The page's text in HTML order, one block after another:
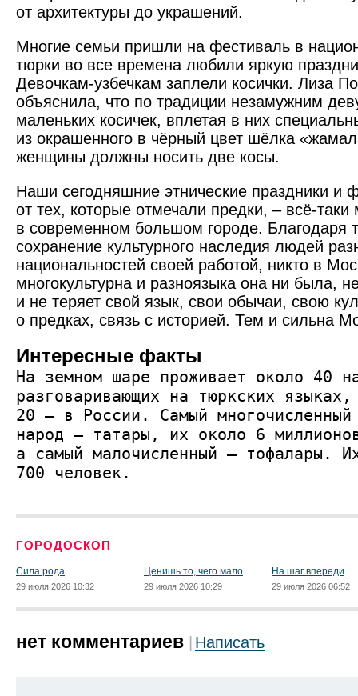
от архитектуры до украшений.
Многие семьи пришли на фестиваль в
тюрки во все времена любили яркую
Девочкам-узбечкам заплели косички. Лиза
объяснила, что по традиции незамужним
маленьких косичек, вплетая в них
из окрашенного в чёрный цвет шёлка
женщины должны носить две косы.
Наши сегодняшние этнические праздники и
от тех, которые отмечали предки, – всё-
в современном большом городе. Благодаря
сохранение культурного наследия людей
национальностей своей работой, никто в
многокультурна и разноязыка она ни была,
и не теряет свой язык, свои обычаи, свою
о предках, связь с историей. Тем и сильна
Интересные факты
На земном шаре проживает около 40
разговаривающих на тюркских
20 – в России. Самый многочисленный
народ – татары, их около 6
а самый малочисленный – тофалары.
700 человек.
ГОРОДОСКОП
Сила рода
29 июля 2026 10:32
Ценишь то, чего мало
29 июля 2026 10:29
На шаг впереди
29 июля 2026 06:52
нет комментариев Написать